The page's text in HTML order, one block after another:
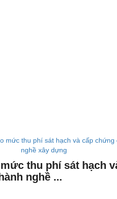
thu phí sát hạch
nghề ...
Chủ tịch - Phó Chủ
Cấp thoát nước Việt
các thời kỳ